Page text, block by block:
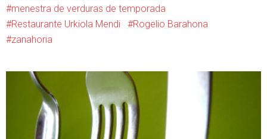
menestra de verduras de temporada
Restaurante Urkiola Mendi
Rogelio Barahona
zanahoria